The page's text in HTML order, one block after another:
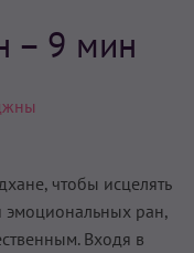
– 9 мин
чтобы исцелять
эмоциональных ран,
Входя в